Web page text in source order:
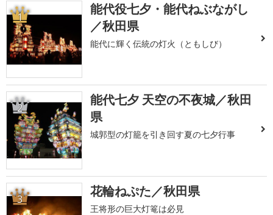
1
能代役七夕・能代ねぶながし
／秋田県
能代に輝く伝統の灯火（ともしび）
2
能代七夕 天空の不夜城／秋田
県
城郭型の灯籠を引き回す夏の七夕行事
3 花輪ねぷた／秋田県
王将形の巨大灯篭は必見